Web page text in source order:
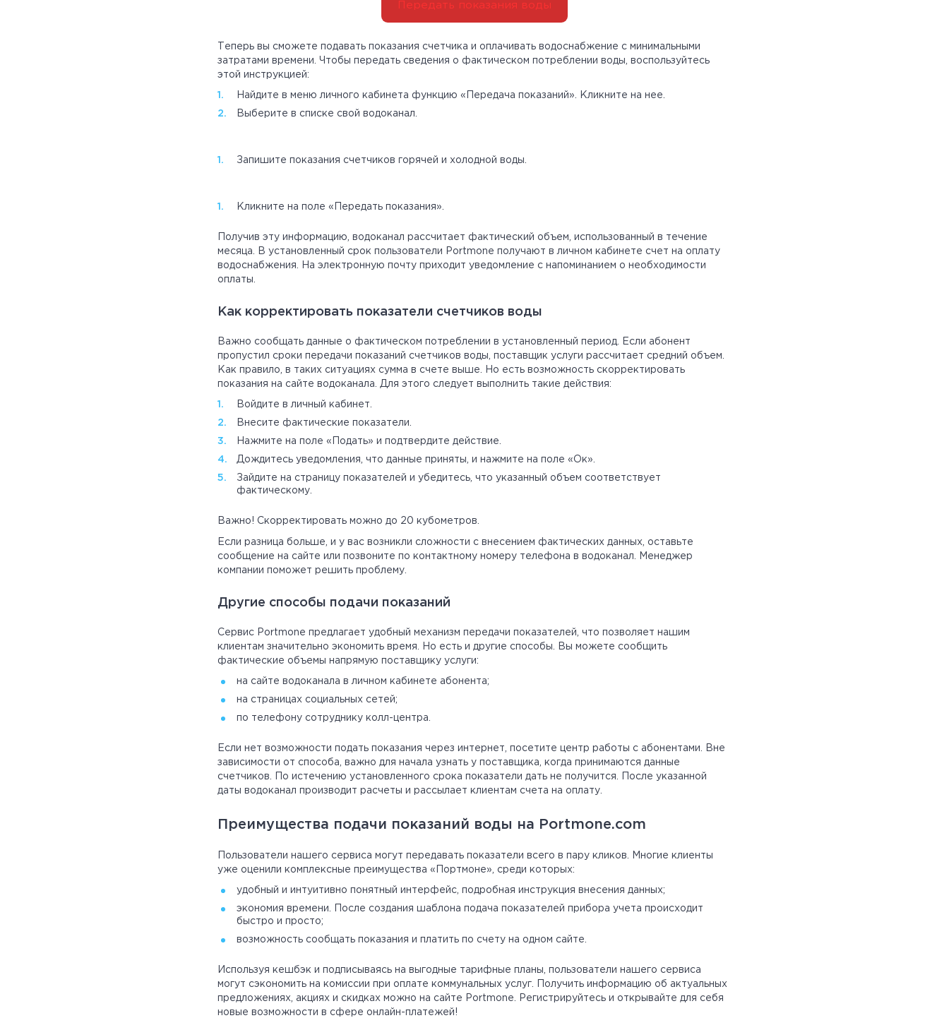
Передать показания воды
Теперь вы сможете подавать показания счетчика и оплачивать водоснабжение с минимальными
затратами времени. Чтобы передать сведения о фактическом потреблении воды, воспользуйтесь
этой инструкцией:
Найдите в меню личного кабинета функцию «Передача показаний». Кликните на нее.
Выберите в списке свой водоканал.
Запишите показания счетчиков горячей и холодной воды.
Кликните на поле «Передать показания».
Получив эту информацию, водоканал рассчитает фактический объем, использованный в течение
месяца. В установленный срок пользователи Portmone получают в личном кабинете счет на оплату
водоснабжения. На электронную почту приходит уведомление с напоминанием о необходимости
оплаты.
Как корректировать показатели счетчиков воды
Важно сообщать данные о фактическом потреблении в установленный период. Если абонент
пропустил сроки передачи показаний счетчиков воды, поставщик услуги рассчитает средний объем.
Как правило, в таких ситуациях сумма в счете выше. Но есть возможность скорректировать
показания на сайте водоканала. Для этого следует выполнить такие действия:
Войдите в личный кабинет.
Внесите фактические показатели.
Нажмите на поле «Подать» и подтвердите действие.
Дождитесь уведомления, что данные приняты, и нажмите на поле «Ок».
Зайдите на страницу показателей и убедитесь, что указанный объем соответствует
фактическому.
Важно! Скорректировать можно до 20 кубометров.
Если разница больше, и у вас возникли сложности с внесением фактических данных, оставьте
сообщение на сайте или позвоните по контактному номеру телефона в водоканал. Менеджер
компании поможет решить проблему.
Другие способы подачи показаний
Сервис Portmone предлагает удобный механизм передачи показателей, что позволяет нашим
клиентам значительно экономить время. Но есть и другие способы. Вы можете сообщить
фактические объемы напрямую поставщику услуги:
на сайте водоканала в личном кабинете абонента;
на страницах социальных сетей;
по телефону сотруднику колл-центра.
Если нет возможности подать показания через интернет, посетите центр работы с абонентами. Вне
зависимости от способа, важно для начала узнать у поставщика, когда принимаются данные
счетчиков. По истечению установленного срока показатели дать не получится. После указанной
даты водоканал производит расчеты и рассылает клиентам счета на оплату.
Преимущества подачи показаний воды на Portmone.com
Пользователи нашего сервиса могут передавать показатели всего в пару кликов. Многие клиенты
уже оценили комплексные преимущества «Портмоне», среди которых:
удобный и интуитивно понятный интерфейс, подробная инструкция внесения данных;
экономия времени. После создания шаблона подача показателей прибора учета происходит
быстро и просто;
возможность сообщать показания и платить по счету на одном сайте.
Используя кешбэк и подписываясь на выгодные тарифные планы, пользователи нашего сервиса
могут сэкономить на комиссии при оплате коммунальных услуг. Получить информацию об актуальных
предложениях, акциях и скидках можно на сайте Portmone. Регистрируйтесь и открывайте для себя
новые возможности в сфере онлайн-платежей!